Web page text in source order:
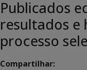
Publicados
resultados e
processo
Compartilhar: